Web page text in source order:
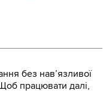
без навʼязливої
працювати далі,